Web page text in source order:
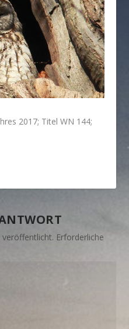
2017; Titel WN 144;
veröffentlicht. Erforderliche